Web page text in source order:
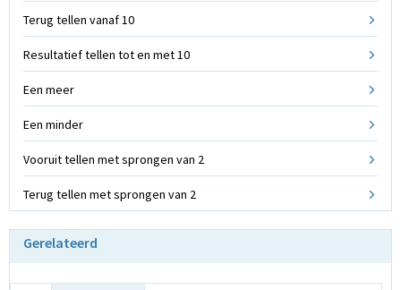
Terug tellen vanaf 10
Resultatief tellen tot en met 10
Een meer
Een minder
Vooruit tellen met sprongen van 2
Terug tellen met sprongen van 2
Gerelateerd